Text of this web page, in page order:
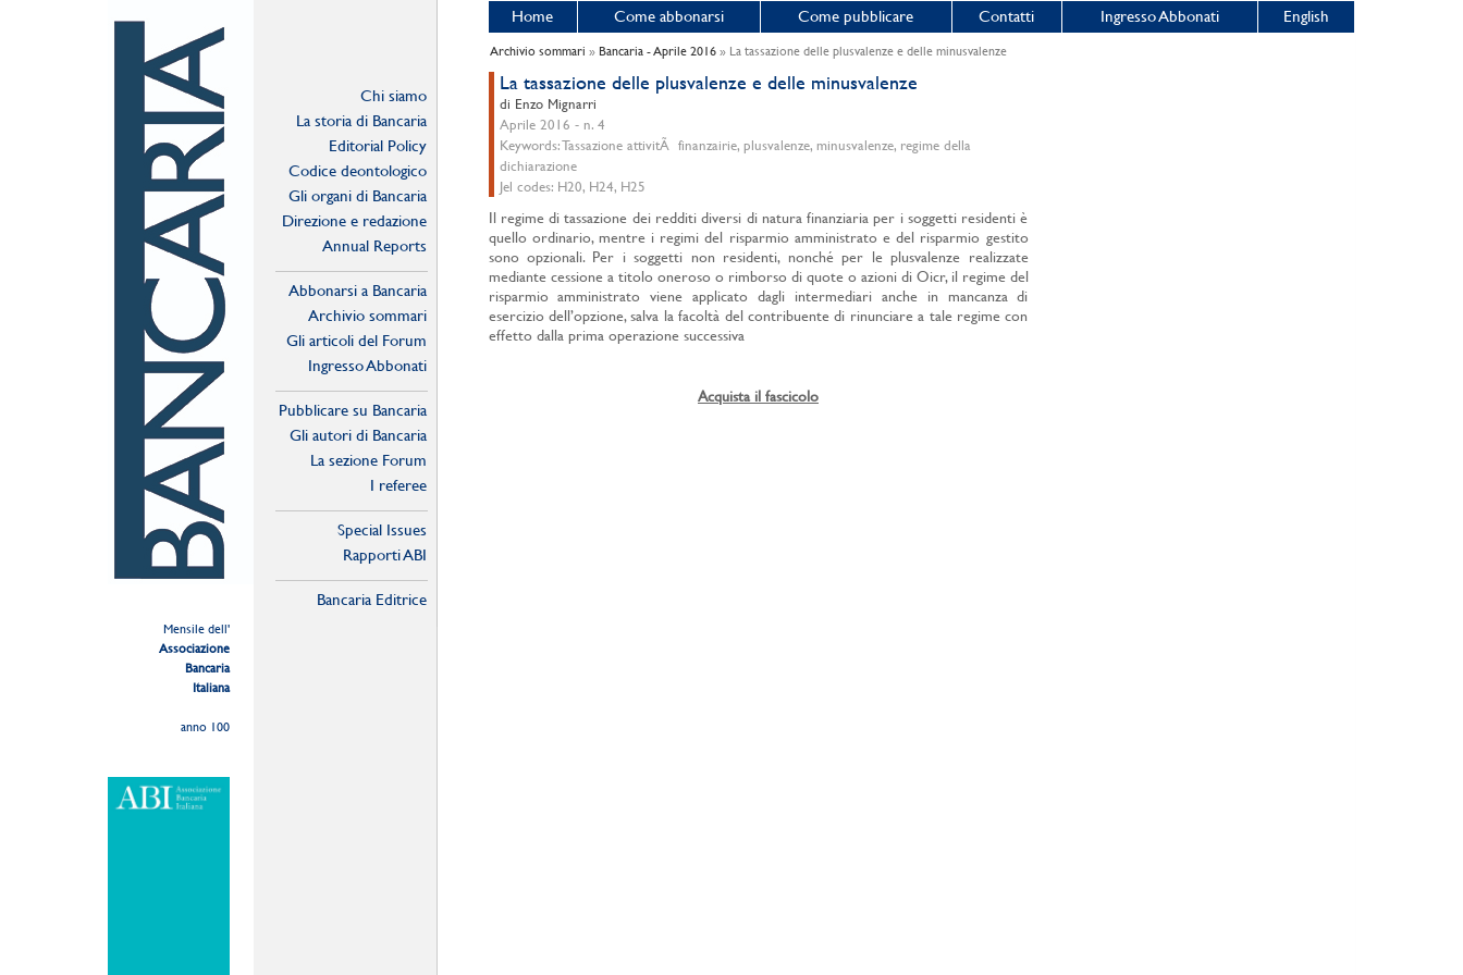
Mensile dell'
Associazione
Bancaria
Italiana
anno 100
Chi siamo
La storia di Bancaria
Editorial Policy
Codice deontologico
Gli organi di Bancaria
Direzione e redazione
Annual Reports
Abbonarsi a Bancaria
Archivio sommari
Gli articoli del Forum
Ingresso Abbonati
Pubblicare su Bancaria
Gli autori di Bancaria
La sezione Forum
I referee
Special Issues
Rapporti ABI
Bancaria Editrice
Home Come abbonarsi Come pubblicare Contatti Ingresso Abbonati English
Archivio sommari » Bancaria - Aprile 2016» La tassazione delle plusvalenze e delle minusvalenze
La tassazione delle plusvalenze e delle minusvalenze
di Enzo Mignarri
Aprile 2016 - n. 4
Keywords: Tassazione attivitÃ finanzairie, plusvalenze, minusvalenze, regime della
dichiarazione
Jel codes: H20, H24, H25
Il regime di tassazione dei redditi diversi di natura finanziaria per i soggetti residenti è
quello ordinario, mentre i regimi del risparmio amministrato e del risparmio gestito
sono opzionali. Per i soggetti non residenti, nonché per le plusvalenze realizzate
mediante cessione a titolo oneroso o rimborso di quote o azioni di Oicr, il regime del
risparmio amministrato viene applicato dagli intermediari anche in mancanza di
esercizio dell’opzione, salva la facoltà del contribuente di rinunciare a tale regime con
effetto dalla prima operazione successiva
Acquista il fascicolo